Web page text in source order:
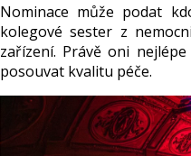
Nominace může podat
kolegové sester z
zařízení. Právě oni
posouvat kvalitu péče.